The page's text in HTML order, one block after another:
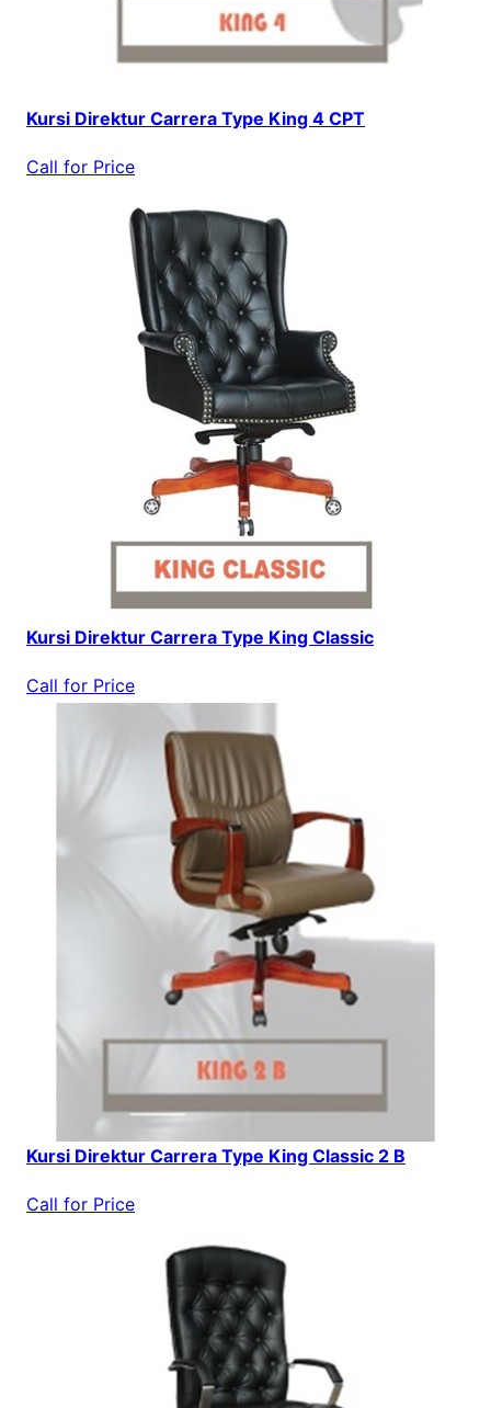
Kursi Direktur Carrera Type King 4 CPT
Call for Price
Kursi Direktur Carrera Type King Classic
Call for Price
Kursi Direktur Carrera Type King Classic 2 B
Call for Price